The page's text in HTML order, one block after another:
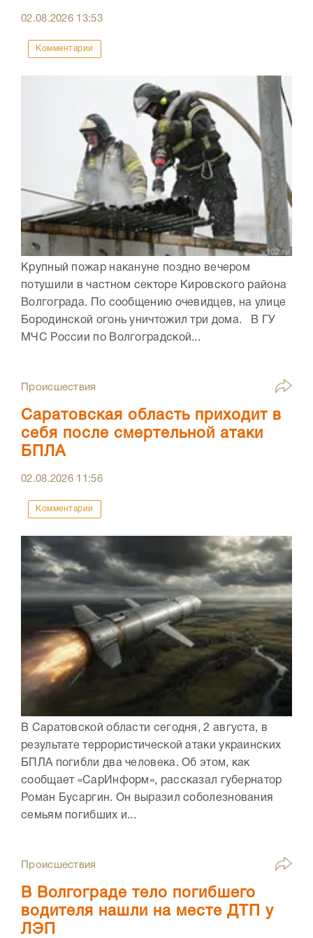
02.08.2026 13:53
Комментарии
Крупный пожар накануне поздно вечером
потушили в частном секторе Кировского района
Волгограда. По сообщению очевидцев, на улице
Бородинской огонь уничтожил три дома. В ГУ
МЧС России по Волгоградской...
Происшествия
Саратовская область приходит в
себя после смертельной атаки
БПЛА
02.08.2026 11:56
Комментарии
В Саратовской области сегодня, 2 августа, в
результате террористической атаки украинских
БПЛА погибли два человека. Об этом, как
сообщает «СарИнформ», рассказал губернатор
Роман Бусаргин. Он выразил соболезнования
семьям погибших и...
Происшествия
В Волгограде тело погибшего
водителя нашли на месте ДТП у
ЛЭП